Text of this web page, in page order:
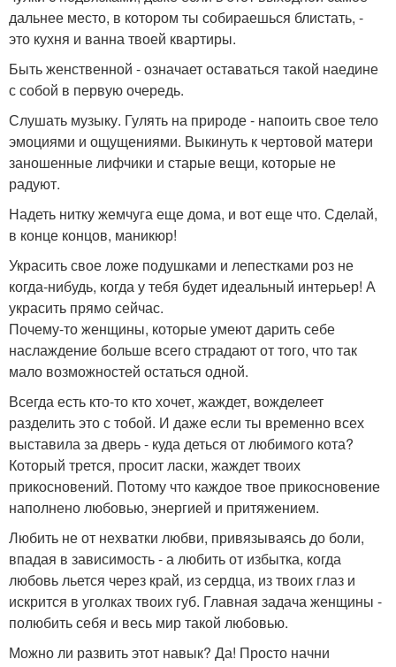
дальнее место, в котором ты собираешься блистать, -
это кухня и ванна твоей квартиры.
Быть женственной - означает оставаться такой наедине
с собой в первую очередь.
Слушать музыку. Гулять на природе - напоить свое тело
эмоциями и ощущениями. Выкинуть к чертовой матери
заношенные лифчики и старые вещи, которые не
радуют.
Надеть нитку жемчуга еще дома, и вот еще что. Сделай,
в конце концов, маникюр!
Украсить свое ложе подушками и лепестками роз не
когда-нибудь, когда у тебя будет идеальный интерьер! А
украсить прямо сейчас.
Почему-то женщины, которые умеют дарить себе
наслаждение больше всего страдают от того, что так
мало возможностей остаться одной.
Всегда есть кто-то кто хочет, жаждет, вожделеет
разделить это с тобой. И даже если ты временно всех
выставила за дверь - куда деться от любимого кота?
Который трется, просит ласки, жаждет твоих
прикосновений. Потому что каждое твое прикосновение
наполнено любовью, энергией и притяжением.
Любить не от нехватки любви, привязываясь до боли,
впадая в зависимость - а любить от избытка, когда
любовь льется через край, из сердца, из твоих глаз и
искрится в уголках твоих губ. Главная задача женщины -
полюбить себя и весь мир такой любовью.
Можно ли развить этот навык? Да! Просто начни